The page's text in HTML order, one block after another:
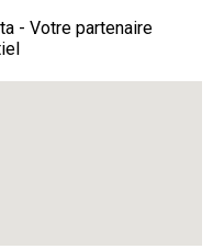
- Votre partenaire